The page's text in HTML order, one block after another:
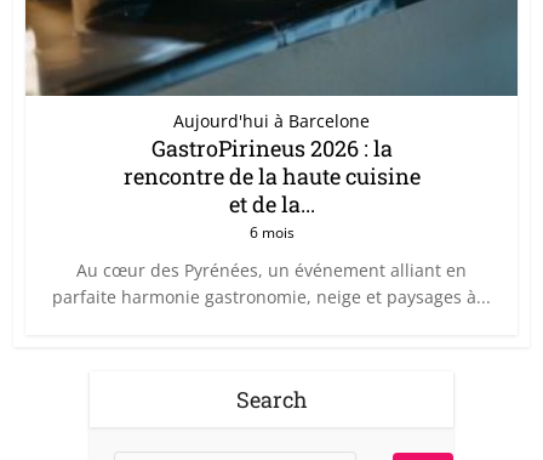
Aujourd'hui à Barcelone
GastroPirineus 2026 : la
rencontre de la haute cuisine
et de la...
6 mois
Au cœur des Pyrénées, un événement alliant en
parfaite harmonie gastronomie, neige et paysages à...
Search